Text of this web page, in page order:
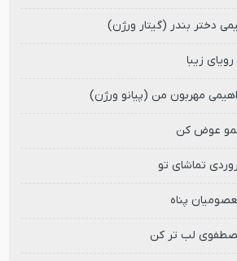
دختر بندر (گیتار ورژن)
زیبا
مهربون من (پیانو ورژن)
عوض کن
تماشای تو
پناه
لب تر کن